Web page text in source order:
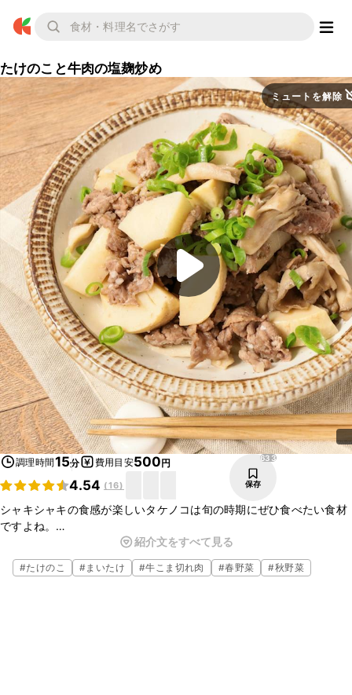
たけのこと牛肉の塩麹炒め
ミュートを解除
調理時間15分 費用目安500円
4.54 (16)
633
保存
シャキシャキの食感が楽しいタケノコは旬の時期にぜひ食べたい食材
ですよね。
ジューシーな牛肉と一緒に塩麹炒めはいかがでしょうか？
塩麹の優しい塩味と旨味がタケノコと牛肉の旨味を引き立てます。
シンプルな味付けでも十分美味しい一品です。
紹介文をすべて見る
#たけのこ #まいたけ #牛こま切れ肉 #春野菜 #秋野菜